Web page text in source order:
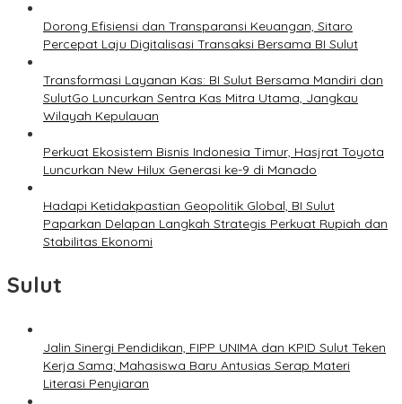
Dorong Efisiensi dan Transparansi Keuangan, Sitaro
Percepat Laju Digitalisasi Transaksi Bersama BI Sulut
Transformasi Layanan Kas: BI Sulut Bersama Mandiri dan
SulutGo Luncurkan Sentra Kas Mitra Utama, Jangkau
Wilayah Kepulauan
Perkuat Ekosistem Bisnis Indonesia Timur, Hasjrat Toyota
Luncurkan New Hilux Generasi ke-9 di Manado
Hadapi Ketidakpastian Geopolitik Global, BI Sulut
Paparkan Delapan Langkah Strategis Perkuat Rupiah dan
Stabilitas Ekonomi
Sulut
Jalin Sinergi Pendidikan, FIPP UNIMA dan KPID Sulut Teken
Kerja Sama; Mahasiswa Baru Antusias Serap Materi
Literasi Penyiaran